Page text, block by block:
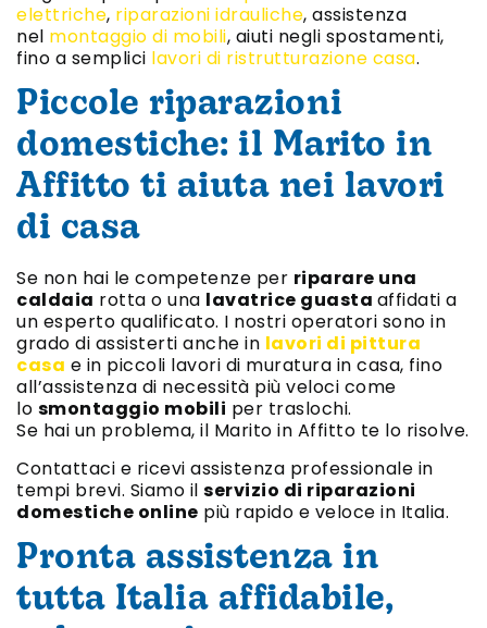
elettriche, riparazioni idrauliche, assistenza
nel montaggio di mobili, aiuti negli spostamenti,
fino a semplici lavori di ristrutturazione casa.
Piccole riparazioni
domestiche: il Marito in
Affitto ti aiuta nei lavori
di casa
Se non hai le competenze per riparare una
caldaia rotta o una lavatrice guasta affidati a
un esperto qualificato. I nostri operatori sono in
grado di assisterti anche in lavori di pittura
casa e in piccoli lavori di muratura in casa, fino
all’assistenza di necessità più veloci come
lo smontaggio mobili per traslochi.
Se hai un problema, il Marito in Affitto te lo risolve.
Contattaci e ricevi assistenza professionale in
tempi brevi. Siamo il servizio di riparazioni
domestiche online più rapido e veloce in Italia.
Pronta assistenza in
tutta Italia affidabile,